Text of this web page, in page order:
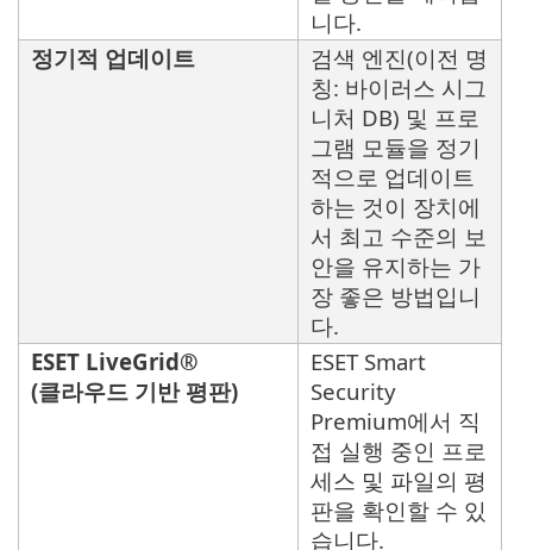
니다.
정기적 업데이트
검색 엔진(이전 명
칭: 바이러스 시그
니처 DB) 및 프로
그램 모듈을 정기
적으로 업데이트
하는 것이 장치에
서 최고 수준의 보
안을 유지하는 가
장 좋은 방법입니
다.
ESET LiveGrid®
(클라우드 기반 평판)
ESET Smart
Security
Premium에서 직
접 실행 중인 프로
세스 및 파일의 평
판을 확인할 수 있
습니다.